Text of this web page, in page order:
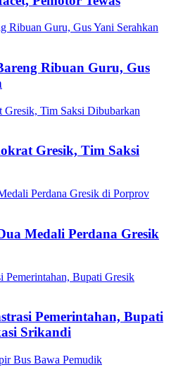
Ribuan Guru, Gus
Gresik, Tim Saksi
Medali Perdana Gresik
Pemerintahan, Bupati
Srikandi